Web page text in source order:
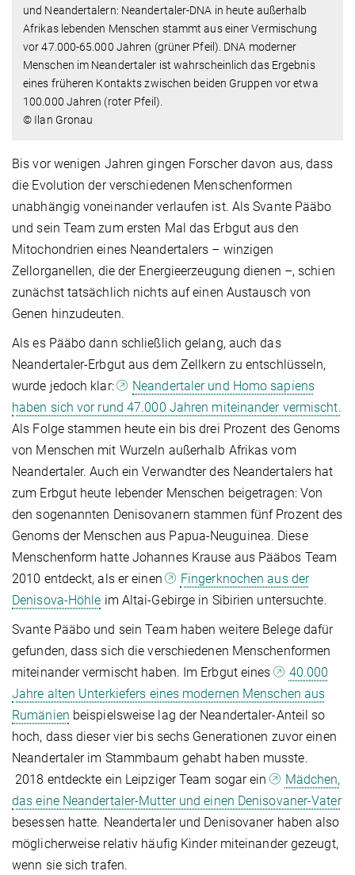
und Neandertalern: Neandertaler-DNA in heute außerhalb
Afrikas lebenden Menschen stammt aus einer Vermischung
vor 47.000-65.000 Jahren (grüner Pfeil). DNA moderner
Menschen im Neandertaler ist wahrscheinlich das Ergebnis
eines früheren Kontakts zwischen beiden Gruppen vor etwa
100.000 Jahren (roter Pfeil).
© Ilan Gronau
Bis vor wenigen Jahren gingen Forscher davon aus, dass
die Evolution der verschiedenen Menschenformen
unabhängig voneinander verlaufen ist. Als Svante Pääbo
und sein Team zum ersten Mal das Erbgut aus den
Mitochondrien eines Neandertalers – winzigen
Zellorganellen, die der Energieerzeugung dienen –, schien
zunächst tatsächlich nichts auf einen Austausch von
Genen hinzudeuten.
Als es Pääbo dann schließlich gelang, auch das
Neandertaler-Erbgut aus dem Zellkern zu entschlüsseln,
wurde jedoch klar:
Neandertaler und Homo sapiens
haben sich vor rund 47.000 Jahren miteinander vermischt.
Als Folge stammen heute ein bis drei Prozent des Genoms
von Menschen mit Wurzeln außerhalb Afrikas vom
Neandertaler. Auch ein Verwandter des Neandertalers hat
zum Erbgut heute lebender Menschen beigetragen: Von
den sogenannten Denisovanern stammen fünf Prozent des
Genoms der Menschen aus Papua-Neuguinea. Diese
Menschenform hatte Johannes Krause aus Pääbos Team
2010 entdeckt, als er einen
Fingerknochen aus der
Denisova-Höhle im Altai-Gebirge in Sibirien untersuchte.
Svante Pääbo und sein Team haben weitere Belege dafür
gefunden, dass sich die verschiedenen Menschenformen
miteinander vermischt haben. Im Erbgut eines
40.000
Jahre alten Unterkiefers eines modernen Menschen aus
Rumänien beispielsweise lag der Neandertaler-Anteil so
hoch, dass dieser vier bis sechs Generationen zuvor einen
Neandertaler im Stammbaum gehabt haben musste.
2018 entdeckte ein Leipziger Team sogar ein
Mädchen,
das eine Neandertaler-Mutter und einen Denisovaner-Vater
besessen hatte. Neandertaler und Denisovaner haben also
möglicherweise relativ häufig Kinder miteinander gezeugt,
wenn sie sich trafen.